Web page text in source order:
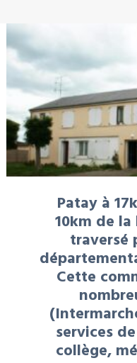
Patay à
10km de
traversé
Cette
services
collège,